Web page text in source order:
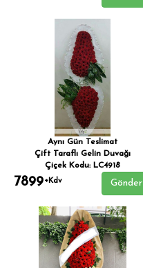
Aynı Gün Teslimat
Çift Taraflı Gelin Duvağı
Çiçek Kodu: LC4918
7899+Kdv Gönder